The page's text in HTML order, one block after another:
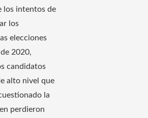
los intentos de
los
elecciones
2020,
candidatos
alto nivel que
la
perdieron